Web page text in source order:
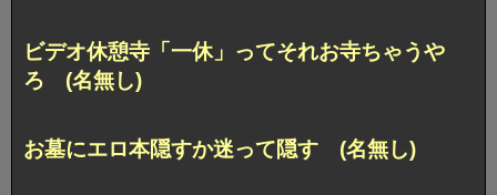
ビデオ休憩寺「一休」ってそれお寺ちゃうや
ろ (名無し)
お墓にエロ本隠すか迷って隠す (名無し)